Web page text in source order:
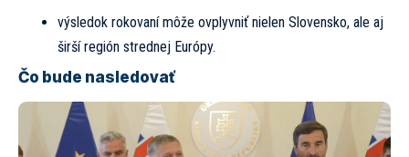
výsledok rokovaní môže ovplyvniť nielen Slovensko, ale aj
širší región strednej Európy.
Čo bude nasledovať